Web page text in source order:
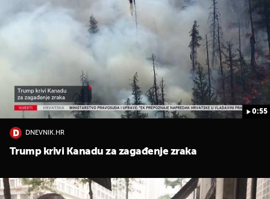
0:55
DNEVNIK.HR
Trump krivi Kanadu za zagađenje zraka